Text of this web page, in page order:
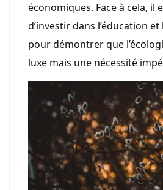
économiques. Face à cela, il
d’investir dans l’éducation
pour démontrer que
luxe mais une nécessité